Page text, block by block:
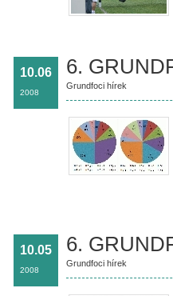
10.06
2008
6.
Grundfoci hírek
10.05
2008
6.
Grundfoci hírek